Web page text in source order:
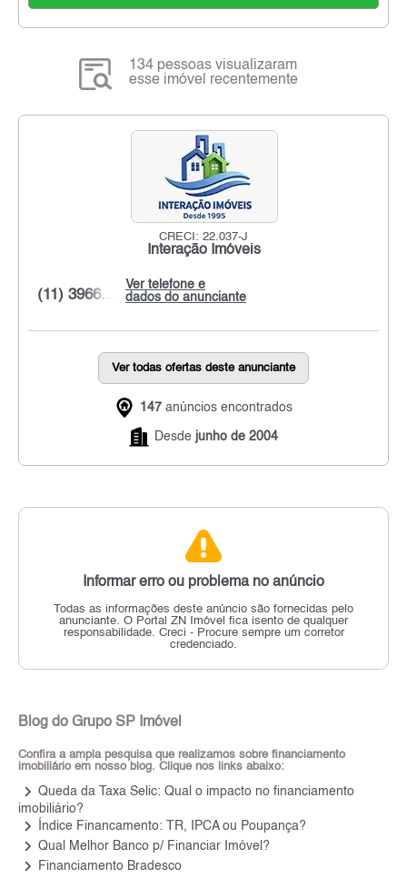
134 pessoas visualizaram
esse imóvel recentemente
CRECI: 22.037-J
Interação Imóveis
Ver telefone e
dados do anunciante
(11) 3966...
Ver todas ofertas deste anunciante
147 anúncios encontrados
Desde junho de 2004
Informar erro ou problema no anúncio
Todas as informações deste anúncio são fornecidas pelo
anunciante. O Portal ZN Imóvel fica isento de qualquer
responsabilidade. Creci - Procure sempre um corretor
credenciado.
Blog do Grupo SP Imóvel
Confira a ampla pesquisa que realizamos sobre financiamento
imobiliário em nosso blog. Clique nos links abaixo:
keyboard_arrow_right Queda da Taxa Selic: Qual o impacto no financiamento
imobiliário?
keyboard_arrow_right Índice Financamento: TR, IPCA ou Poupança?
keyboard_arrow_right Qual Melhor Banco p/ Financiar Imóvel?
keyboard_arrow_right Financiamento Bradesco